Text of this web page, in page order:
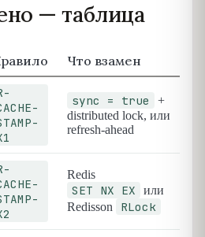
— таблица
Что взамен
sync = true
+
distributed lock, или
refresh-ahead
Redis
SET NX EX
или
Redisson
RLock